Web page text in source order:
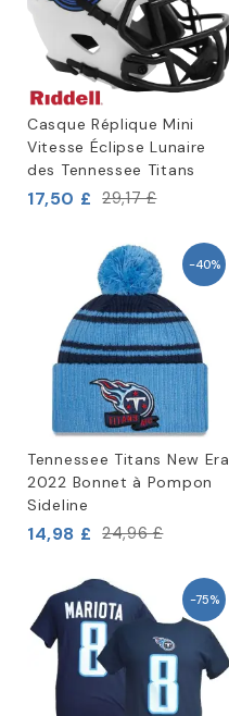
Casque Réplique Mini
Vitesse Éclipse Lunaire
des Tennessee Titans
17,50 £ 29,17 £
-40%
Tennessee Titans New Era
2022 Bonnet à Pompon
Sideline
14,98 £ 24,96 £
-75%